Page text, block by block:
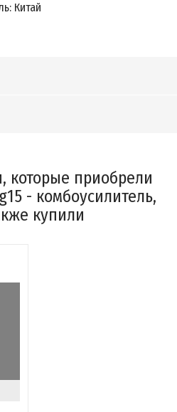
Китай
которые приобрели
- комбоусилитель,
купили